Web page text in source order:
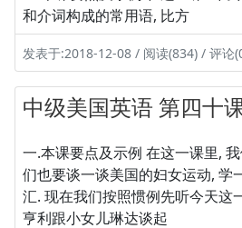
和介词构成的常用语, 比方
发表于:2018-12-08 / 阅读(834) / 评论
中级美国英语 第四十
一.本课要点及示例 在这一课里,
们也要谈一谈美国的妇女运动, 学
汇. 现在我们按照惯例先听今天这
亨利跟小女儿琳达谈起